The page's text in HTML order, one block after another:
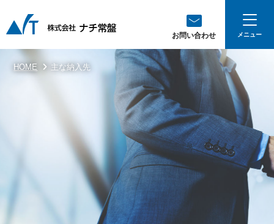
お問い合わせ
HOME 主な納入先